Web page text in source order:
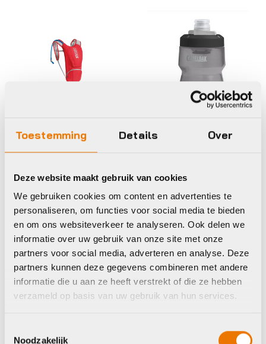
Toestemming Details Over
Deze website maakt gebruik van cookies
We gebruiken cookies om content en advertenties te
personaliseren, om functies voor social media te bieden
en om ons websiteverkeer te analyseren. Ook delen we
informatie over uw gebruik van onze site met onze
partners voor social media, adverteren en analyse. Deze
partners kunnen deze gegevens combineren met andere
informatie die u aan ze heeft verstrekt of die ze hebben
verzameld op basis van uw gebruik van hun services.
Noodzakelijk
Rugtassen
Camelbak rugtas
€59,99
Oorspronkelijke
prijs
was:
€59,99.
€54,99
Huidige
prijs
is:
€54,99.
Op voorraad in winkel Bidons
Camelbak CB
Podium 600ml
Op voorraad in winkel